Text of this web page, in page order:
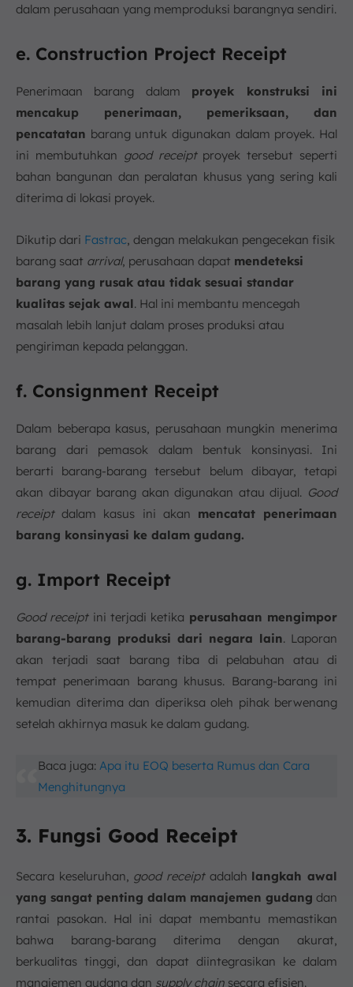
dalam perusahaan yang memproduksi barangnya sendiri.
e. Construction Project Receipt
Penerimaan barang dalam proyek konstruksi ini
mencakup penerimaan, pemeriksaan, dan
pencatatan barang untuk digunakan dalam proyek. Hal
ini membutuhkan good receiptproyek tersebut seperti
bahan bangunan dan peralatan khusus yang sering kali
diterima di lokasi proyek.
Dikutip dari Fastrac , dengan melakukan pengecekan fisik
barang saat arrival, perusahaan dapat mendeteksi
barang yang rusak atau tidak sesuai standar
kualitas sejak awal. Hal ini membantu mencegah
masalah lebih lanjut dalam proses produksi atau
pengiriman kepada pelanggan.
f. Consignment Receipt
Dalam beberapa kasus, perusahaan mungkin menerima
barang dari pemasok dalam bentuk konsinyasi. Ini
berarti barang-barang tersebut belum dibayar, tetapi
akan dibayar barang akan digunakan atau dijual. Good
receiptdalam kasus ini akan mencatat penerimaan
barang konsinyasi ke dalam gudang.
g. Import Receipt
Good receiptini terjadi ketika perusahaan mengimpor
barang-barang produksi dari negara lain. Laporan
akan terjadi saat barang tiba di pelabuhan atau di
tempat penerimaan barang khusus. Barang-barang ini
kemudian diterima dan diperiksa oleh pihak berwenang
setelah akhirnya masuk ke dalam gudang.
Baca juga: Apa itu EOQ beserta Rumus dan Cara
Menghitungnya
3. Fungsi Good Receipt
Secara keseluruhan, good receiptadalah langkah awal
yang sangat penting dalam manajemen gudang dan
rantai pasokan. Hal ini dapat membantu memastikan
bahwa barang-barang diterima dengan akurat,
berkualitas tinggi, dan dapat diintegrasikan ke dalam
manajemen gudang dan supply chain secara efisien.